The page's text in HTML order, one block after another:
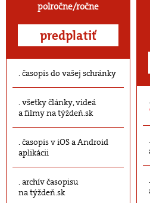
polročne/ročne
predplatiť
časopis do vašej schránky
všetky články, videá
a filmy na týždeň.sk
časopis v iOS a Android
aplikácii
archív časopisu
na týždeň.sk